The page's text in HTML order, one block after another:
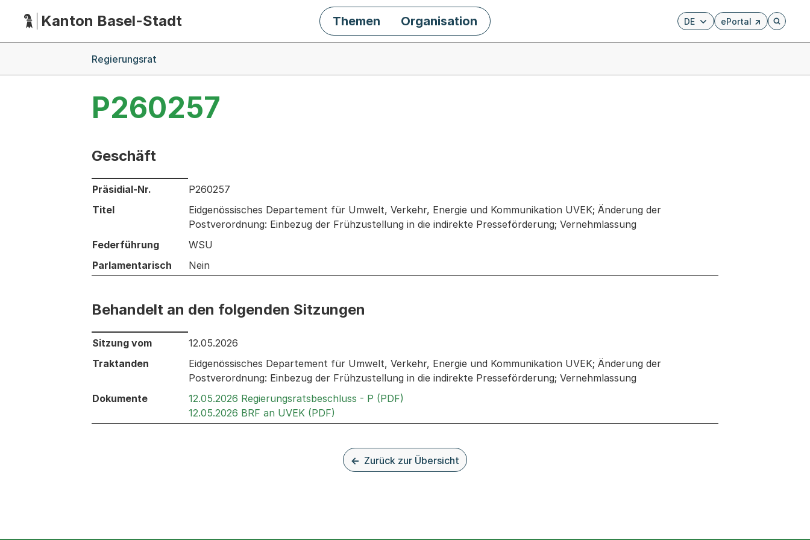
HauptnavigationKanton Basel-Stadt DE ePortal
Externer Link, wird in
Öffnet
Themen Organisation
Regierungsrat
P260257
Geschäft
Informationen zum Ausgewählten Geschäft
Präsidial-Nr.
P260257
Titel
Eidgenössisches Departement für Umwelt, Verkehr, Energie und Kommunikation UVEK; Änderung der
Postverordnung: Einbezug der Frühzustellung in die indirekte Presseförderung; Vernehmlassung
Federführung
WSU
Parlamentarisch
Nein
Behandelt an den folgenden Sitzungen
Behandelt an den folgenden Sitzungen: Informationen zu den Sitzungen zum Geschäft
Sitzung vom
12.05.2026
Traktanden
Eidgenössisches Departement für Umwelt, Verkehr, Energie und Kommunikation UVEK; Änderung der
Postverordnung: Einbezug der Frühzustellung in die indirekte Presseförderung; Vernehmlassung
Dokumente
12.05.2026 Regierungsratsbeschluss - P (PDF)
12.05.2026 BRF an UVEK (PDF)
Zurück zur Übersicht